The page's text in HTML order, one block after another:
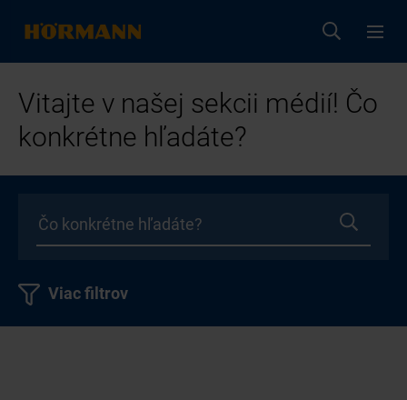
Vitajte v našej sekcii médií! Čo
konkrétne hľadáte?
Viac filtrov